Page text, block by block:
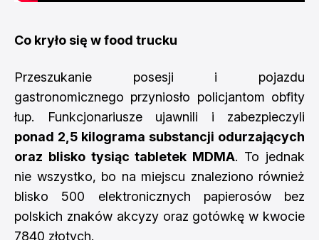
Co kryło się w food trucku
Przeszukanie posesji i pojazdu
gastronomicznego przyniosło policjantom obfity
łup. Funkcjonariusze ujawnili i zabezpieczyli
ponad 2,5 kilograma substancji odurzających
oraz blisko tysiąc tabletek MDMA. To jednak
nie wszystko, bo na miejscu znaleziono również
blisko 500 elektronicznych papierosów bez
polskich znaków akcyzy oraz gotówkę w kwocie
7840 złotych.